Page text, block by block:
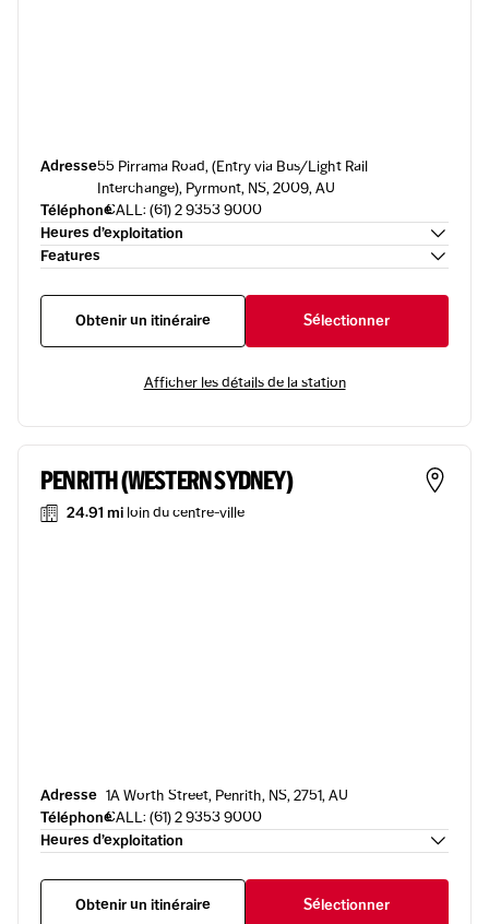
Adresse55 Pirrama Road, (Entry via Bus/Light Rail
Interchange), Pyrmont, NS, 2009, AU
TéléphoneCALL: (61) 2 9353 9000
Heures d’exploitation
Features
Obtenir un itinéraire Sélectionner
Afficher les détails de la station
PENRITH (WESTERN SYDNEY)
24.91 mi loin du centre-ville
Adresse 1A Worth Street, Penrith, NS, 2751, AU
TéléphoneCALL: (61) 2 9353 9000
Heures d’exploitation
Obtenir un itinéraire Sélectionner